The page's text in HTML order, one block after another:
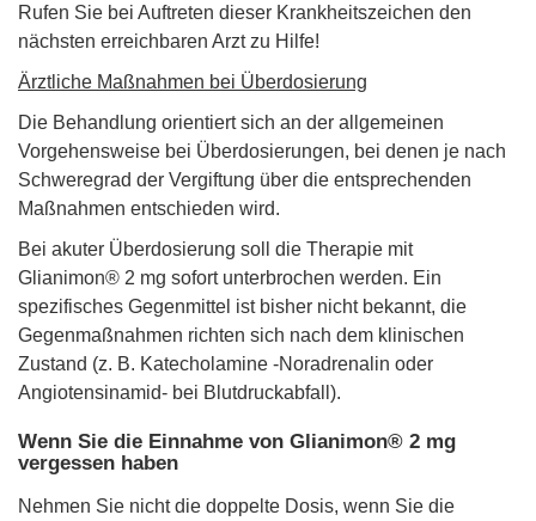
Rufen Sie bei Auftreten dieser Krankheitszeichen den
nächsten erreichbaren Arzt zu Hilfe!
Ärztliche Maßnahmen bei Überdosierung
Die Behandlung orientiert sich an der allgemeinen
Vorgehensweise bei Überdosierungen, bei denen je nach
Schweregrad der Vergiftung über die entsprechenden
Maßnahmen entschieden wird.
Bei akuter Überdosierung soll die Therapie mit
Glianimon® 2 mg sofort unterbrochen werden. Ein
spezifisches Gegenmittel ist bisher nicht bekannt, die
Gegenmaßnahmen richten sich nach dem klinischen
Zustand (z. B. Katecholamine -Noradrenalin oder
Angiotensinamid- bei Blutdruckabfall).
Wenn Sie die Einnahme von Glianimon® 2 mg
vergessen haben
Nehmen Sie nicht die doppelte Dosis, wenn Sie die